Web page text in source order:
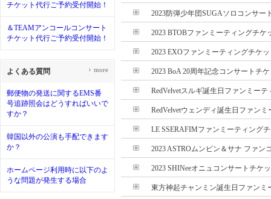
チケット代行ご予約受付開始！
＆TEAMアンコールコンサート
チケット代行ご予約受付開始！
よくある質問
郵便物の発送に関するEMS番
号追跡照会はどうすればいいで
すか？
韓国以外の公演も手配できます
か？
ホームページ利用時に以下のよ
うな問題が発生する場合
› more
2023防弾少年団SUGAソロコンサー
2023 BTOBファンミーティングチケ
2023 EXOファンミーティングチケ
2023 BoA 20周年記念コンサートチ
RedVelvetスルギ誕生日ファンミーテ
RedVelvetウェンディ誕生日ファンミ
LE SSERAFIMファンミーティング
2023 ASTROムンビン＆サナ ファン
2023 SHINeeオニュコンサートチケ
東方神起チャンミン誕生日ファンミ